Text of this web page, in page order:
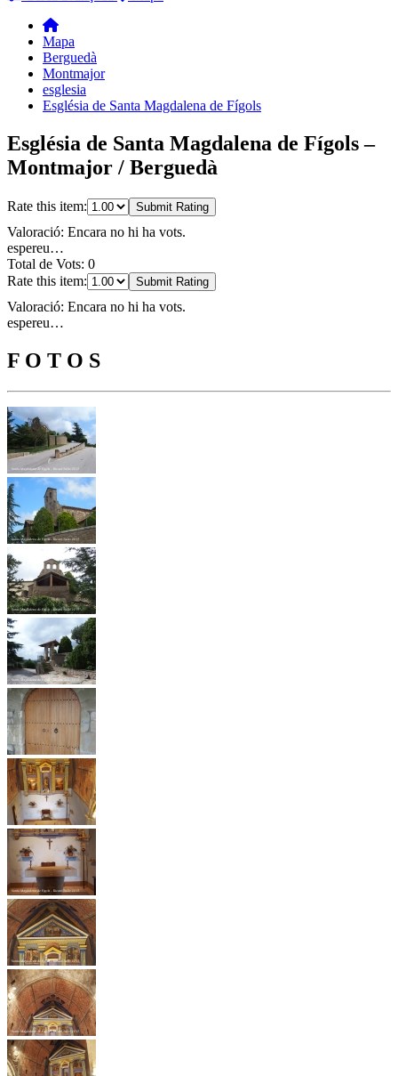
Mapa
Berguedà
Montmajor
esglesia
Església de Santa Magdalena de Fígols
Església de Santa Magdalena de Fígols –
Montmajor / Berguedà
Rate this item: Submit Rating
Valoració: Encara no hi ha vots.
espereu…
Total de Vots: 0
Rate this item:
Submit Rating
Valoració: Encara no hi ha vots.
espereu…
F O T O S